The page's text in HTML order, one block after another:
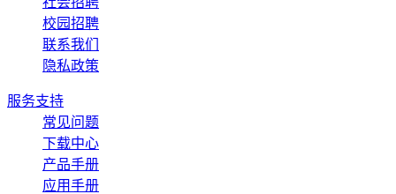
校园招聘
联系我们
隐私政策
服务支持
常见问题
下载中心
产品手册
应用手册